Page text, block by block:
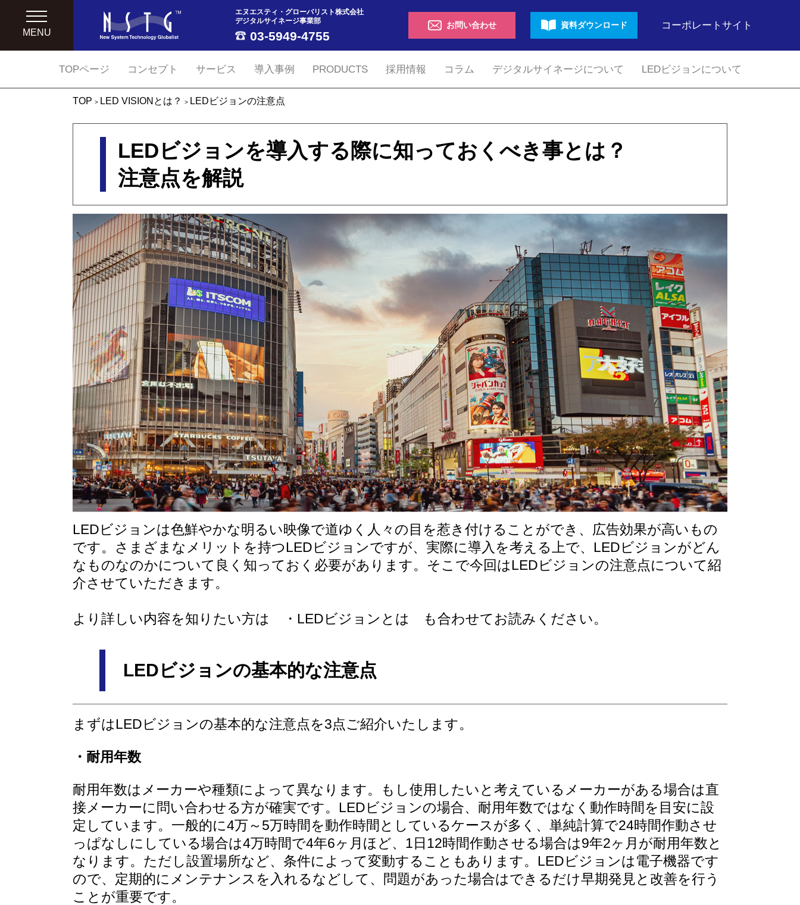
MENU
エヌエスティ・グローバリスト株式会社
デジタルサイネージ事業部
03-5949-4755
お問い合わせ 資料ダウンロード コーポレートサイト
TOPページ コンセプト サービス 導入事例 PRODUCTS 採用情報 コラム デジタルサイネージについて LEDビジョンについて
TOP > LED VISIONとは？ > LEDビジョンの注意点
LEDビジョンを導入する際に知っておくべき事とは？
注意点を解説
LEDビジョンは色鮮やかな明るい映像で道ゆく人々の目を惹き付けることができ、広告効果が高いもの
です。さまざまなメリットを持つLEDビジョンですが、実際に導入を考える上で、LEDビジョンがどん
なものなのかについて良く知っておく必要があります。そこで今回はLEDビジョンの注意点について紹
介させていただきます。
より詳しい内容を知りたい方は ・LEDビジョンとは も合わせてお読みください。
LEDビジョンの基本的な注意点
まずはLEDビジョンの基本的な注意点を3点ご紹介いたします。
・耐用年数
耐用年数はメーカーや種類によって異なります。もし使用したいと考えているメーカーがある場合は直
接メーカーに問い合わせる方が確実です。LEDビジョンの場合、耐用年数ではなく動作時間を目安に設
定しています。一般的に4万～5万時間を動作時間としているケースが多く、単純計算で24時間作動させ
っぱなしにしている場合は4万時間で4年6ヶ月ほど、1日12時間作動させる場合は9年2ヶ月が耐用年数と
なります。ただし設置場所など、条件によって変動することもあります。LEDビジョンは電子機器です
ので、定期的にメンテナンスを入れるなどして、問題があった場合はできるだけ早期発見と改善を行う
ことが重要です。